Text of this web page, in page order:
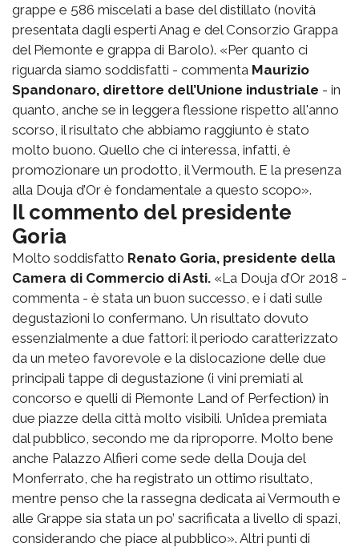
grappe e 586 miscelati a base del distillato (novità
presentata dagli esperti Anag e del Consorzio Grappa
del Piemonte e grappa di Barolo). «Per quanto ci
riguarda siamo soddisfatti - commenta Maurizio
Spandonaro, direttore dell’Unione industriale - in
quanto, anche se in leggera flessione rispetto all'anno
scorso, il risultato che abbiamo raggiunto è stato
molto buono. Quello che ci interessa, infatti, è
promozionare un prodotto, il Vermouth. E la presenza
alla Douja d’Or è fondamentale a questo scopo».
Il commento del presidente
Goria
Molto soddisfatto Renato Goria, presidente della
Camera di Commercio di Asti. «La Douja d’Or 2018 -
commenta - è stata un buon successo, e i dati sulle
degustazioni lo confermano. Un risultato dovuto
essenzialmente a due fattori: il periodo caratterizzato
da un meteo favorevole e la dislocazione delle due
principali tappe di degustazione (i vini premiati al
concorso e quelli di Piemonte Land of Perfection) in
due piazze della città molto visibili. Un’idea premiata
dal pubblico, secondo me da riproporre. Molto bene
anche Palazzo Alfieri come sede della Douja del
Monferrato, che ha registrato un ottimo risultato,
mentre penso che la rassegna dedicata ai Vermouth e
alle Grappe sia stata un po’ sacrificata a livello di spazi,
considerando che piace al pubblico». Altri punti di